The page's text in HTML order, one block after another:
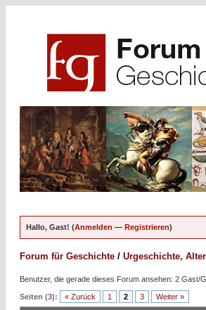
Hallo, Gast! (Anmelden — Registrieren)
Forum für Geschichte / Urgeschichte,
Benutzer, die gerade dieses Forum ansehen: 2 Gast/
Seiten (3): « Zurück 1 2 3 Weiter »